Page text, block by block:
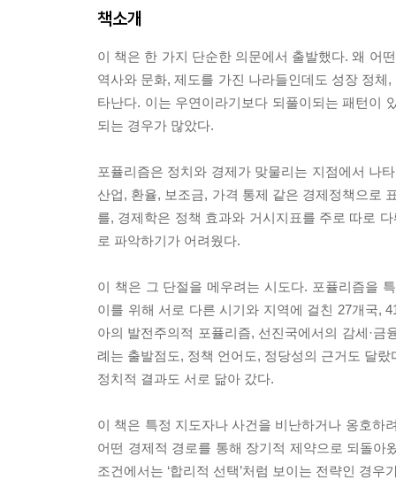
책소개
이 책은 한 가지 단순한 의문에서 출발했다. 왜 어
역사와 문화, 제도를 가진 나라들인데도 성장 정
타난다. 이는 우연이라기보다 되풀이되는 패턴이
되는 경우가 많았다.
포퓰리즘은 정치와 경제가 맞물리는 지점에서 나
산업, 환율, 보조금, 가격 통제 같은 경제정책으로
를, 경제학은 정책 효과와 거시지표를 주로 따로
로 파악하기가 어려웠다.
이 책은 그 단절을 메우려는 시도다. 포퓰리즘을
이를 위해 서로 다른 시기와 지역에 걸친 27개국,
아의 발전주의적 포퓰리즘, 선진국에서의 감세·
례는 출발점도, 정책 언어도, 정당성의 근거도 달
정치적 결과도 서로 닮아 갔다.
이 책은 특정 지도자나 사건을 비난하거나 옹호하
어떤 경제적 경로를 통해 장기적 제약으로 되돌
조건에서는 ‘합리적 선택’처럼 보이는 전략인 경